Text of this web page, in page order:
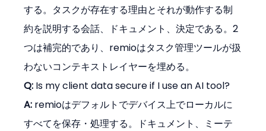
する。タスクが存在する理由とそれが動作する制
約を説明する会話、ドキュメント、決定である。2
つは補完的であり、remioはタスク管理ツールが扱
わないコンテキストレイヤーを埋める。
Q: Is my client data secure if I use an AI tool?
A: remioはデフォルトでデバイス上でローカルに
すべてを保存・処理する。ドキュメント、ミーテ